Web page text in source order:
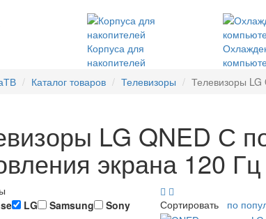
Корпуса для
накопителей
Каталог товаров Телевизоры Телевизоры LG
LG QNED С
экрана 120 Гц
LG Samsung
Sony
Сортировать по